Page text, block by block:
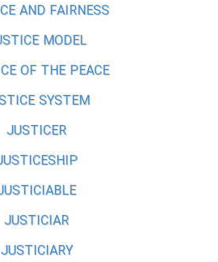
AND FAIRNESS
MODEL
OF THE PEACE
SYSTEM
JUSTICER
JUSTICIAR
JUSTICIARY